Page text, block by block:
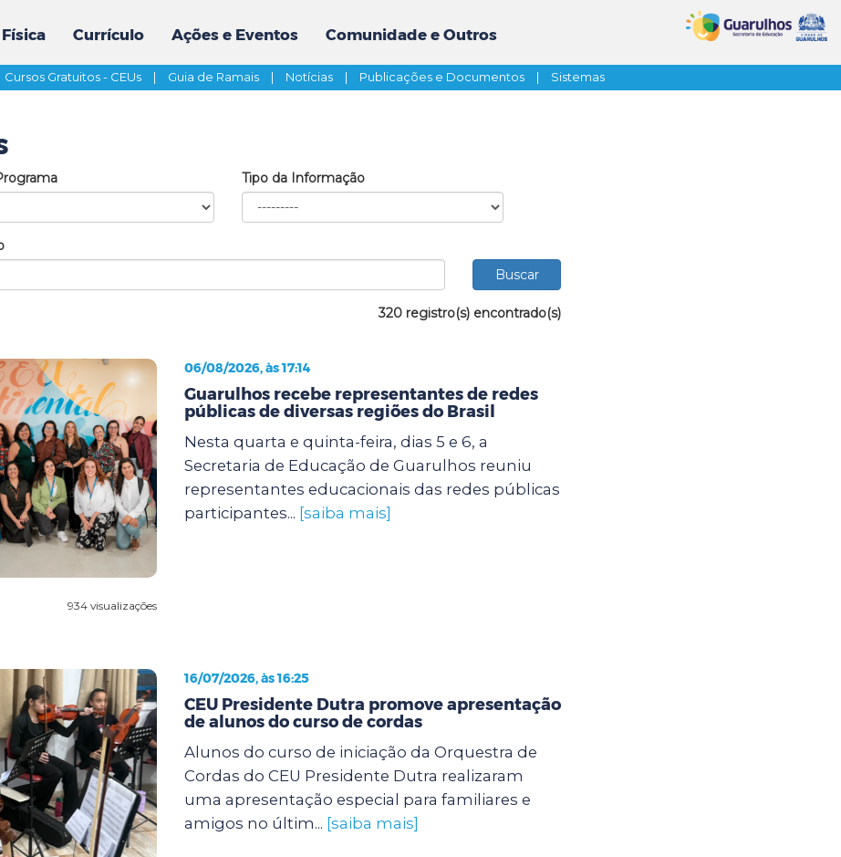
Currículo Ações e Eventos Comunidade e Outros
Cursos Gratuitos - CEUs | Guia de Ramais | Notícias | Publicações e Documentos | Sistemas
Tipo da Informação
320 registro(s) encontrado(s)
934 visualizações
06/08/2026, às 17:14
Guarulhos recebe representantes de redes
públicas de diversas regiões do Brasil
Nesta quarta e quinta-feira, dias 5 e 6, a
Secretaria de Educação de Guarulhos reuniu
representantes educacionais das redes públicas
participantes... [saiba mais]
16/07/2026, às 16:25
CEU Presidente Dutra promove apresentação
de alunos do curso de cordas
Alunos do curso de iniciação da Orquestra de
Cordas do CEU Presidente Dutra realizaram
uma apresentação especial para familiares e
amigos no últim... [saiba mais]